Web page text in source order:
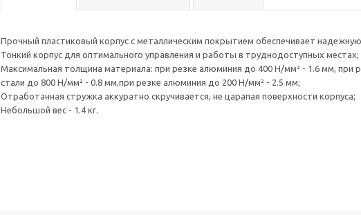
Прочный пластиковый корпус с металлическим покрытием обеспечивает
Тонкий корпус для оптимального управления и работы в труднодоступных местах;
Максимальная толщина материала: при резке алюминия до 400 Н/мм² - 1.6 мм, при
стали до 800 Н/мм² - 0.8 мм,при резке алюминия до 200 Н/мм² - 2.5 мм;
Отработанная стружка аккуратно скручивается, не царапая поверхности корпуса;
Небольшой вес - 1.4 кг.